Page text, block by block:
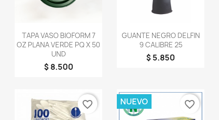
Vista rápida
TAPA VASO BIOFORM 7
OZ PLANA VERDE PQ X 50
UND
$ 8.500
Vista rápida
GUANTE NEGRO DELFIN
9 CALIBRE 25
$ 5.850
favorite_border NUEVO favorite_border